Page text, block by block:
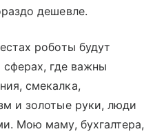
дешевле.
роботы будут
где важны
смекалка,
и золотые руки, люди
Мою маму, бухгалтера,